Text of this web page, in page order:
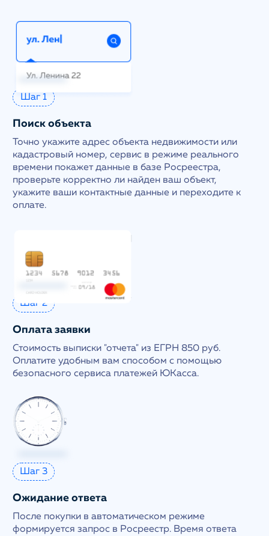
Шаг 1
Поиск объекта
Точно укажите адрес объекта недвижимости или
кадастровый номер, сервис в режиме реального
времени покажет данные в базе Росреестра,
проверьте корректно ли найден ваш объект,
укажите ваши контактные данные и переходите к
оплате.
Шаг 2
Оплата заявки
Стоимость выписки "отчета" из ЕГРН 850 руб.
Оплатите удобным вам способом с помощью
безопасного сервиса платежей ЮКасса.
Шаг 3
Ожидание ответа
После покупки в автоматическом режиме
формируется запрос в Росреестр. Время ответа